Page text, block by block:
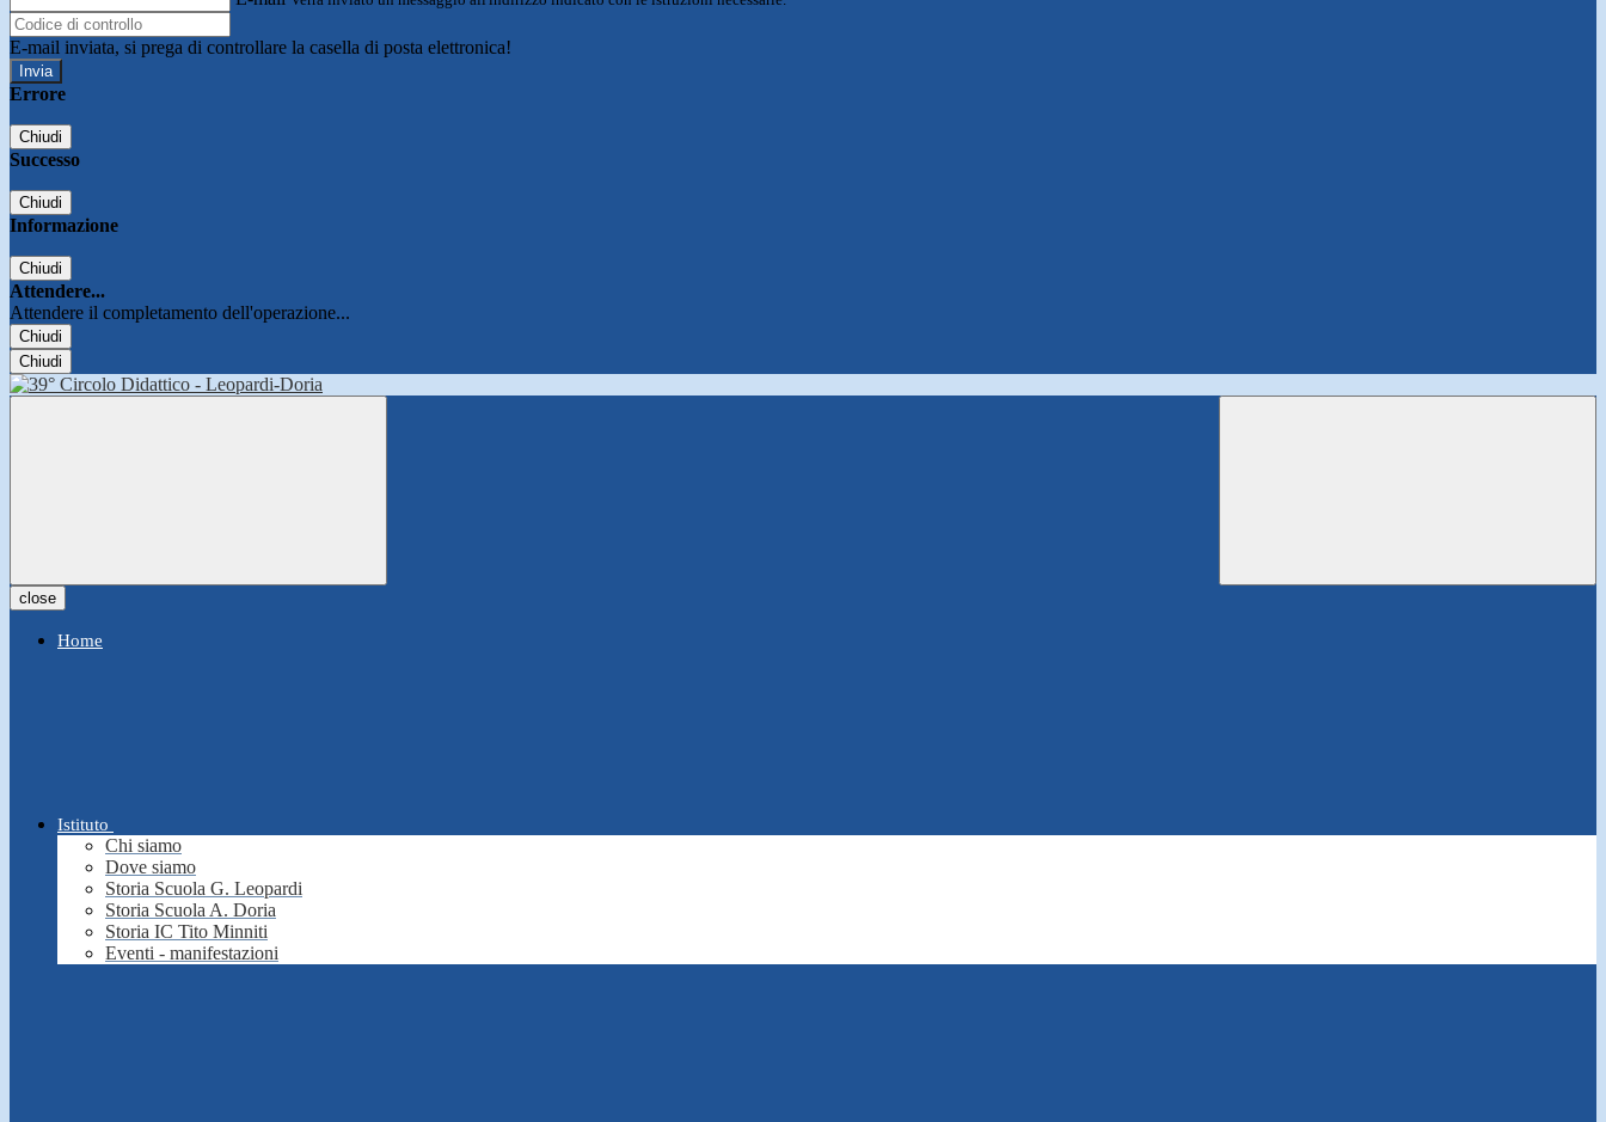
E-mail inviata, si prega di controllare la casella di posta elettronica!
Errore
Chiudi
Successo
Chiudi
Informazione
Chiudi
Attendere...
Attendere il completamento dell'operazione...
Chiudi
Chiudi
close
Home
Istituto
Chi siamo
Dove siamo
Storia Scuola G. Leopardi
Storia Scuola A. Doria
Storia IC Tito Minniti
Eventi - manifestazioni